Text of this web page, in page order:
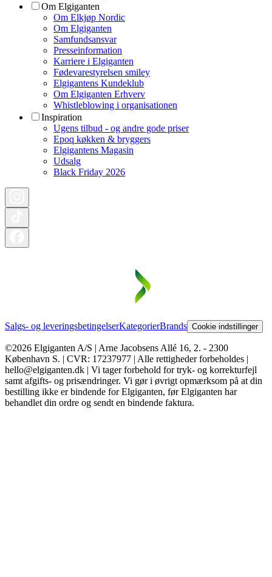
Om Elgiganten
Om Elkjøp Nordic
Om Elgiganten
Samfundsansvar
Presseinformation
Karriere i Elgiganten
Fødevarestyrelsen smiley
Elgigantens Kundeklub
Om Elgiganten Erhverv
Whistleblowing i organisationen
Inspiration
Ugens tilbud - og andre gode priser
Epoq køkken & bryggers
Elgigantens Magasin
Udsalg
Black Friday 2026
Salgs- og leveringsbetingelserKategorierBrands Cookie indstillinger
©2026 Elgiganten A/S | Arne Jacobsens Allé 16, 2. - 2300
København S. | CVR: 17237977 | Alle rettigheder forbeholdes |
hello@elgiganten.dk | Vi tager forbehold for tryk- og korrekturfejl
samt afgifts- og prisændringer. Vi gør i øvrigt opmærksom på at din
bestilling ikke er bindende for Elgiganten, før Elgiganten har
behandlet din ordre og sendt en bindende faktura.